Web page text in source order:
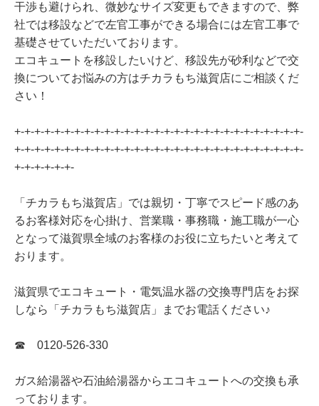
干渉も避けられ、微妙なサイズ変更もできますので、弊
社では移設などで左官工事ができる場合には左官工事で
基礎させていただいております。
エコキュートを移設したいけど、移設先が砂利などで交
換についてお悩みの方はチカラもち滋賀店にご相談くだ
さい！
+-+-+-+-+-+-+-+-+-+-+-+-+-+-+-+-+-+-+-+-+-+-+-+-+-+-+-+-+-
+-+-+-+-+-+-+-+-+-+-+-+-+-+-+-+-+-+-+-+-+-+-+-+-+-+-+-+-+-
+-+-+-+-+-+-
「チカラもち滋賀店」では親切・丁寧でスピード感のあ
るお客様対応を心掛け、営業職・事務職・施工職が一心
となって滋賀県全域のお客様のお役に立ちたいと考えて
おります。
滋賀県でエコキュート・電気温水器の交換専門店をお探
しなら「チカラもち滋賀店」までお電話ください♪
☎ 0120-526-330
ガス給湯器や石油給湯器からエコキュートへの交換も承
っております。